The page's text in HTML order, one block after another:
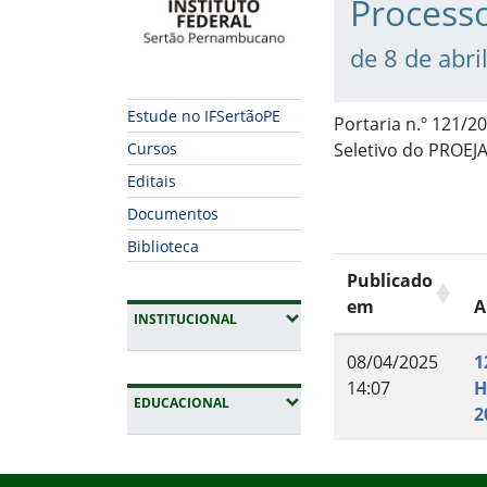
Estude no IFSertãoPE
Cursos
Editais
Documentos
Biblioteca
INSTITUCIONAL(EXPANDIR SUBMENUS)
EDUCACIONAL(EXPANDIR SUBMENUS)
de 8 de
Portaria n.º 121/
Seletivo do
Publicado
em
08/04/2025
14:07